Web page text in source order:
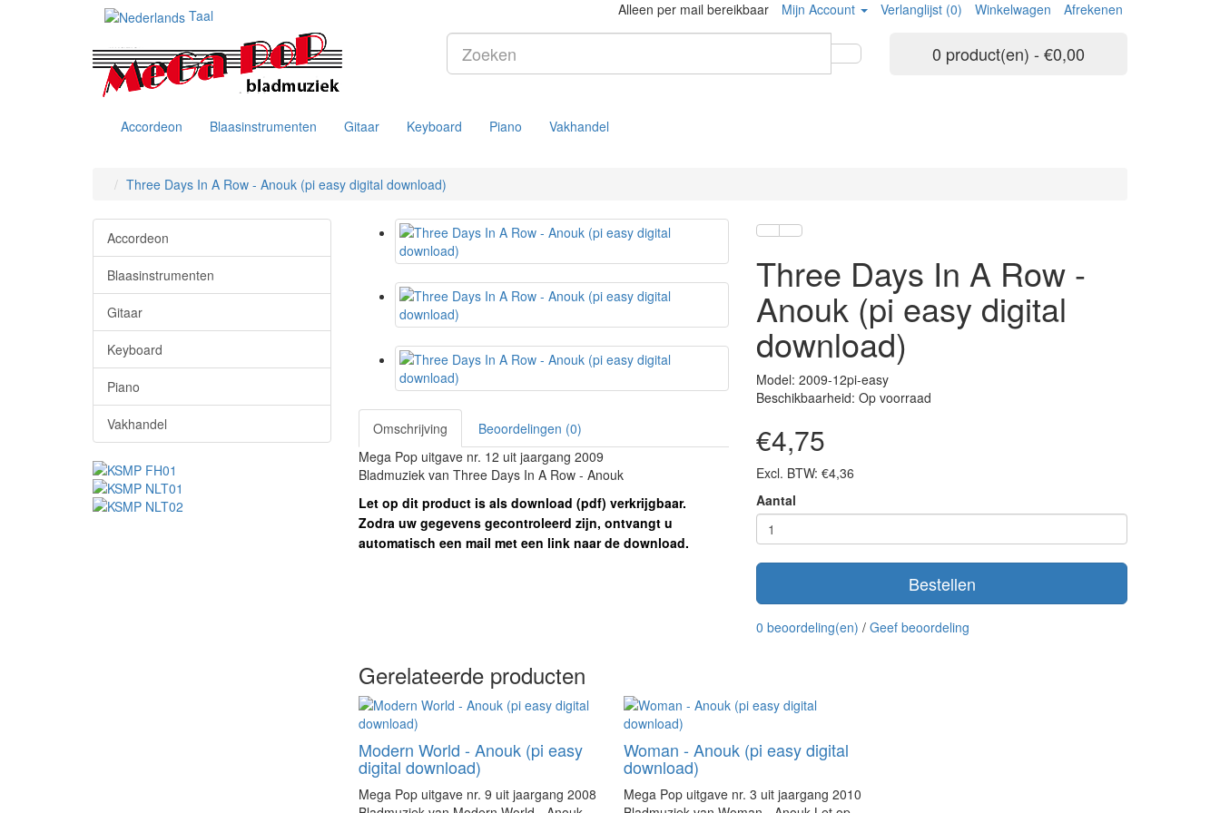
Taal Alleen per mail bereikbaar Mijn Account Verlanglijst (0) Winkelwagen Afrekenen
0 product(en) - €0,00
Accordeon Blaasinstrumenten Gitaar Keyboard Piano Vakhandel
Three Days In A Row - Anouk (pi easy digital download)
Accordeon
Blaasinstrumenten
Gitaar
Keyboard
Piano
Vakhandel Omschrijving
Beoordelingen (0)
Mega Pop uitgave nr. 12 uit jaargang 2009
Bladmuziek van Three Days In A Row - Anouk
Let op dit product is als download (pdf) verkrijgbaar.
Zodra uw gegevens gecontroleerd zijn, ontvangt u
automatisch een mail met een link naar de download.
Three Days In A Row -
Anouk (pi easy digital
download)
Model: 2009-12pi-easy
Beschikbaarheid: Op voorraad
€4,75
Excl. BTW: €4,36
Aantal
Bestellen
0 beoordeling(en) /Geef beoordeling
Gerelateerde producten
Modern World - Anouk (pi easy
digital download)
Mega Pop uitgave nr. 9 uit jaargang 2008
Woman - Anouk (pi easy digital
download)
Mega Pop uitgave nr. 3 uit jaargang 2010